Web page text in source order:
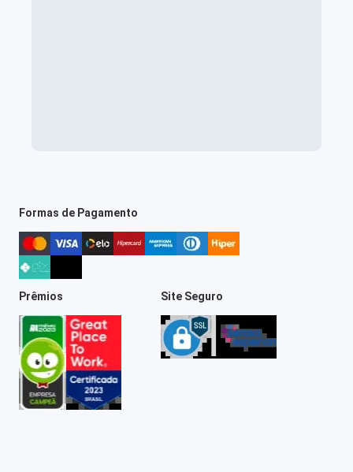
Formas de Pagamento
Prêmios Site Seguro